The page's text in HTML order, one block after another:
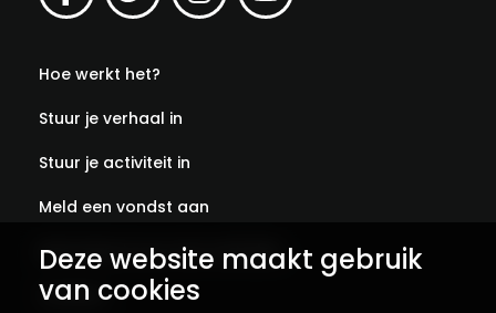
Deze website maakt gebruik
van cookies
Hoe werkt het?
Stuur je verhaal in
Stuur je activiteit in
Meld een vondst aan
Abonneer je op onze verhalen
Contact